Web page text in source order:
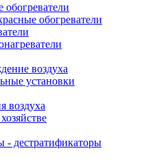
обогреватели
воздуха
установки
воздуха
дестратификаторы